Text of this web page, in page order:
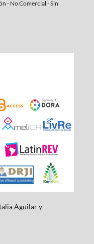
- No Comercial - Sin
Aguilar y